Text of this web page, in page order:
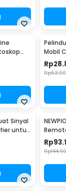
Mobil
57mm
Rp
Rp
Sinyal
untuk
Mobil -
Rp
Rp